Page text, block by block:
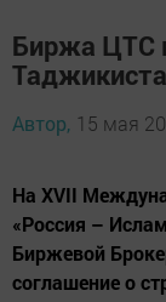
Биржа ЦТС
Автор, 15 мая
На XVII
«Россия –
Биржевой
соглашение о